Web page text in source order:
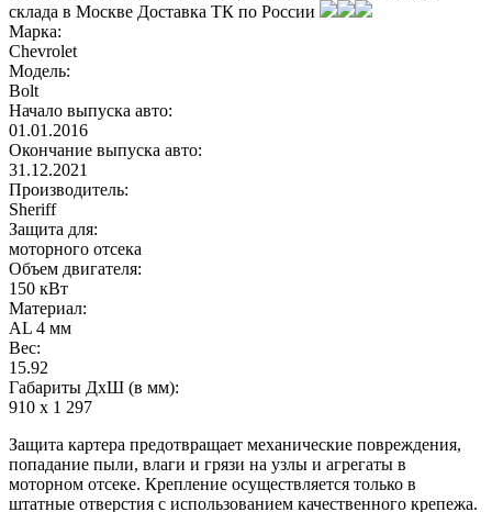
склада в Москве Доставка ТК по России
Марка:
Chevrolet
Модель:
Bolt
Начало выпуска авто:
01.01.2016
Окончание выпуска авто:
31.12.2021
Производитель:
Sheriff
Защита для:
моторного отсека
Объем двигателя:
150 кВт
Материал:
AL 4 мм
Вес:
15.92
Габариты ДхШ (в мм):
910 х 1 297
Защита картера предотвращает механические повреждения,
попадание пыли, влаги и грязи на узлы и агрегаты в
моторном отсеке. Крепление осуществляется только в
штатные отверстия с использованием качественного крепежа.